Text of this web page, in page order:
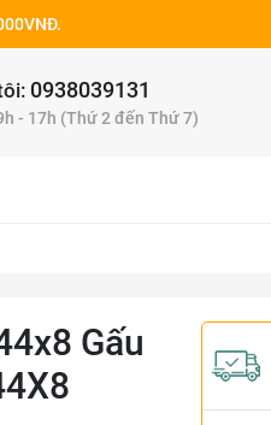
0938039131
- 17h (Thứ 2 đến Thứ 7)
Gấu